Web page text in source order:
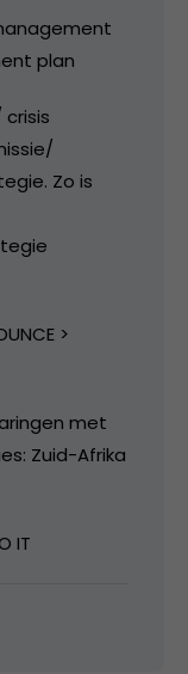
plan
Zo is
>
met
Zuid-Afrika
IT